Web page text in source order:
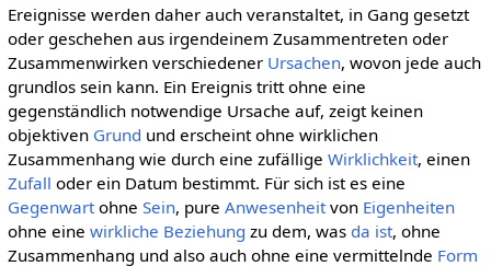
Ereignisse werden daher auch veranstaltet, in Gang gesetzt
oder geschehen aus irgendeinem Zusammentreten oder
Zusammenwirken verschiedener Ursachen, wovon jede auch
grundlos sein kann. Ein Ereignis tritt ohne eine
gegenständlich notwendige Ursache auf, zeigt keinen
objektiven Grund und erscheint ohne wirklichen
Zusammenhang wie durch eine zufällige Wirklichkeit, einen
Zufall oder ein Datum bestimmt. Für sich ist es eine
Gegenwartohne Sein, pure Anwesenheitvon Eigenheiten
ohne eine wirkliche Beziehung zu dem, was da ist, ohne
Zusammenhang und also auch ohne eine vermittelnde Form